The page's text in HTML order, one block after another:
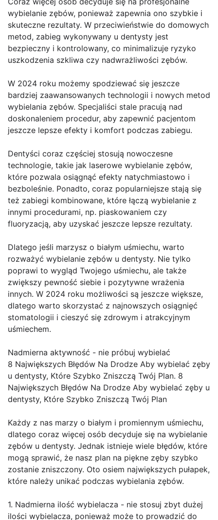
wybielanie zębów, ponieważ zapewnia ono szybkie i
skuteczne rezultaty. W przeciwieństwie do domowych
metod, zabieg wykonywany u dentysty jest
bezpieczny i kontrolowany, co minimalizuje ryzyko
uszkodzenia szkliwa czy nadwrażliwości zębów.
W 2024 roku możemy spodziewać się jeszcze
bardziej zaawansowanych technologii i nowych metod
wybielania zębów. Specjaliści stale pracują nad
doskonaleniem procedur, aby zapewnić pacjentom
jeszcze lepsze efekty i komfort podczas zabiegu.
Dentyści coraz częściej stosują nowoczesne
technologie, takie jak laserowe wybielanie zębów,
które pozwala osiągnąć efekty natychmiastowo i
bezboleśnie. Ponadto, coraz popularniejsze stają się
też zabiegi kombinowane, które łączą wybielanie z
innymi procedurami, np. piaskowaniem czy
fluoryzacją, aby uzyskać jeszcze lepsze rezultaty.
Dlatego jeśli marzysz o białym uśmiechu, warto
rozważyć wybielanie zębów u dentysty. Nie tylko
poprawi to wygląd Twojego uśmiechu, ale także
zwiększy pewność siebie i pozytywne wrażenia
innych. W 2024 roku możliwości są jeszcze większe,
dlatego warto skorzystać z najnowszych osiągnięć
stomatologii i cieszyć się zdrowym i atrakcyjnym
uśmiechem.
Nadmierna aktywność - nie próbuj wybielać
8 Największych Błędów Na Drodze Aby wybielać zęby
u dentysty, Które Szybko Zniszczą Twój Plan. 8
Największych Błędów Na Drodze Aby wybielać zęby u
dentysty, Które Szybko Zniszczą Twój Plan
Każdy z nas marzy o białym i promiennym uśmiechu,
dlatego coraz więcej osób decyduje się na wybielanie
zębów u dentysty. Jednak istnieje wiele błędów, które
mogą sprawić, że nasz plan na piękne zęby szybko
zostanie zniszczony. Oto osiem największych pułapek,
które należy unikać podczas wybielania zębów.
1. Nadmierna ilość wybielacza - nie stosuj zbyt dużej
ilości wybielacza, ponieważ może to prowadzić do